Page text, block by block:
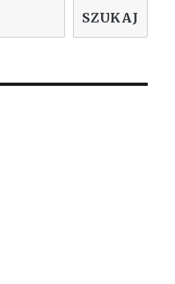
SZUKAJ